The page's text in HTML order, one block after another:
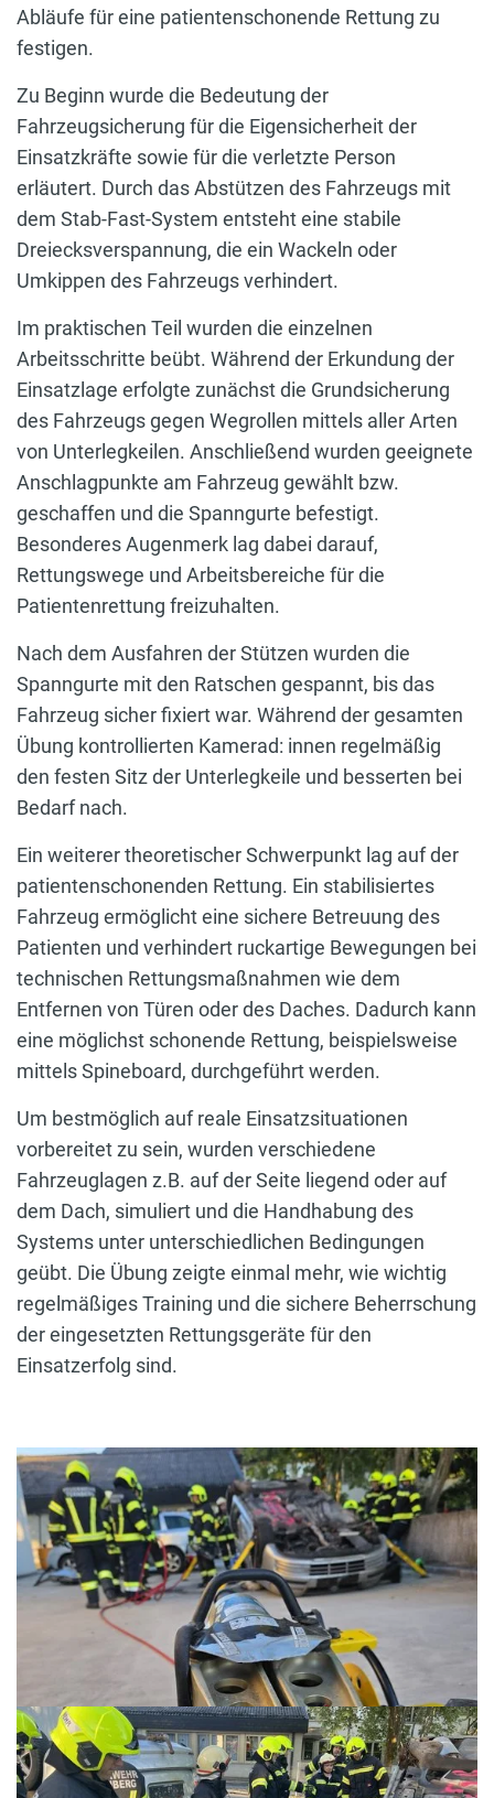
Abläufe für eine patientenschonende Rettung zu
festigen.
Zu Beginn wurde die Bedeutung der
Fahrzeugsicherung für die Eigensicherheit der
Einsatzkräfte sowie für die verletzte Person
erläutert. Durch das Abstützen des Fahrzeugs mit
dem Stab-Fast-System entsteht eine stabile
Dreiecksverspannung, die ein Wackeln oder
Umkippen des Fahrzeugs verhindert.
Im praktischen Teil wurden die einzelnen
Arbeitsschritte beübt. Während der Erkundung der
Einsatzlage erfolgte zunächst die Grundsicherung
des Fahrzeugs gegen Wegrollen mittels aller Arten
von Unterlegkeilen. Anschließend wurden geeignete
Anschlagpunkte am Fahrzeug gewählt bzw.
geschaffen und die Spanngurte befestigt.
Besonderes Augenmerk lag dabei darauf,
Rettungswege und Arbeitsbereiche für die
Patientenrettung freizuhalten.
Nach dem Ausfahren der Stützen wurden die
Spanngurte mit den Ratschen gespannt, bis das
Fahrzeug sicher fixiert war. Während der gesamten
Übung kontrollierten Kamerad: innen regelmäßig
den festen Sitz der Unterlegkeile und besserten bei
Bedarf nach.
Ein weiterer theoretischer Schwerpunkt lag auf der
patientenschonenden Rettung. Ein stabilisiertes
Fahrzeug ermöglicht eine sichere Betreuung des
Patienten und verhindert ruckartige Bewegungen bei
technischen Rettungsmaßnahmen wie dem
Entfernen von Türen oder des Daches. Dadurch kann
eine möglichst schonende Rettung, beispielsweise
mittels Spineboard, durchgeführt werden.
Um bestmöglich auf reale Einsatzsituationen
vorbereitet zu sein, wurden verschiedene
Fahrzeuglagen z.B. auf der Seite liegend oder auf
dem Dach, simuliert und die Handhabung des
Systems unter unterschiedlichen Bedingungen
geübt. Die Übung zeigte einmal mehr, wie wichtig
regelmäßiges Training und die sichere Beherrschung
der eingesetzten Rettungsgeräte für den
Einsatzerfolg sind.